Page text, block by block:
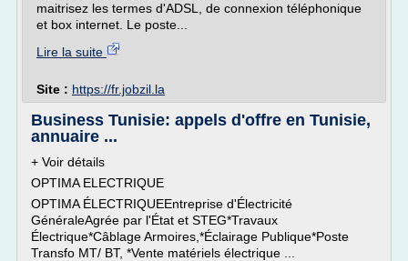
maitrisez les termes d'ADSL, de connexion téléphonique
et box internet. Le poste...
Lire la suite
Site : https://fr.jobzil.la
Business Tunisie: appels d'offre en Tunisie,
annuaire ...
+ Voir détails
OPTIMA ELECTRIQUE
OPTIMA ÉLECTRIQUEEntreprise d'Électricité
GénéraleAgrée par l'État et STEG*Travaux
Électrique*Câblage Armoires,*Éclairage Publique*Poste
Transfo MT/ BT, *Vente matériels électrique ...